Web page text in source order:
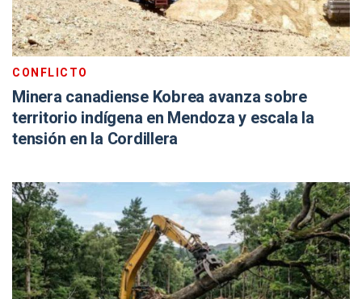
CONFLICTO
Minera canadiense Kobrea avanza sobre
territorio indígena en Mendoza y escala la
tensión en la Cordillera